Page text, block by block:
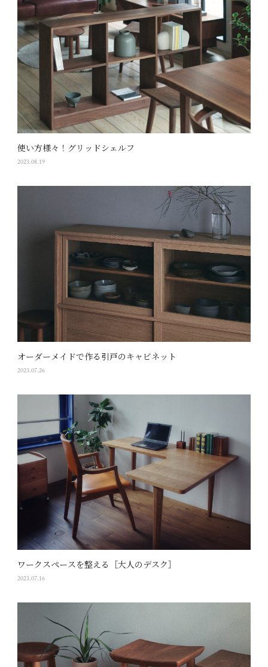
使い方様々！グリッドシェルフ
2023.08.19
オーダーメイドで作る引戸のキャビネット
2023.07.26
ワークスペースを整える［大人のデスク］
2023.07.16